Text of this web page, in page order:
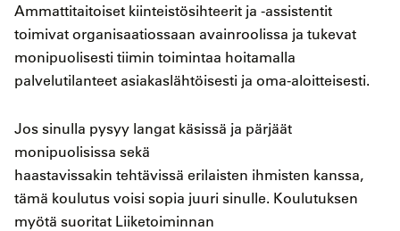
Ammattitaitoiset kiinteistösihteerit ja -assistentit
toimivat organisaatiossaan avainroolissa ja tukevat
monipuolisesti tiimin toimintaa hoitamalla
palvelutilanteet asiakaslähtöisesti ja oma-aloitteisesti.
Jos sinulla pysyy langat käsissä ja pärjäät
monipuolisissa sekä
haastavissakin tehtävissä erilaisten ihmisten kanssa,
tämä koulutus voisi sopia juuri sinulle. Koulutuksen
myötä suoritat Liiketoiminnan